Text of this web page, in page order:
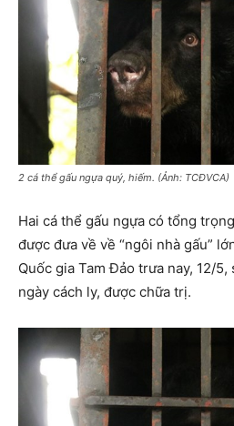
2 cá thể gấu ngựa quý, hiếm. (Ảnh: TCĐVCA)
Hai cá thể gấu ngựa có tổng
được đưa về về “ngôi nhà gấu”
Quốc gia Tam Đảo trưa nay, 12/
ngày cách ly, được chữa trị.